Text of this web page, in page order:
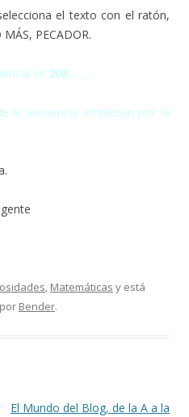
el texto con el ratón,
PECADOR.
es 200……..
la secuencia empiezan por la
, Matemáticas y está
por Bender.
El Mundo del Blog, de la A a la